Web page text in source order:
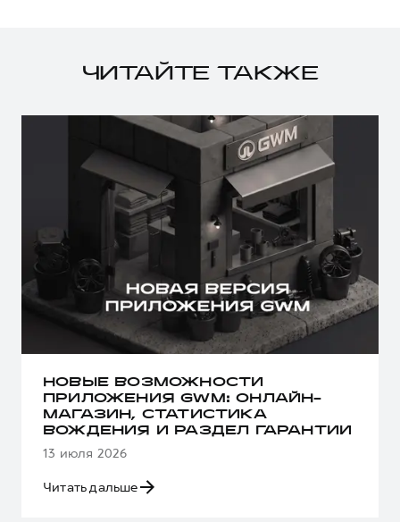
ЧИТАЙТЕ ТАКЖЕ
НОВЫЕ ВОЗМОЖНОСТИ
ПРИЛОЖЕНИЯ GWM: ОНЛАЙН-
МАГАЗИН, СТАТИСТИКА
ВОЖДЕНИЯ И РАЗДЕЛ ГАРАНТИИ
13 июля 2026
Читать дальше